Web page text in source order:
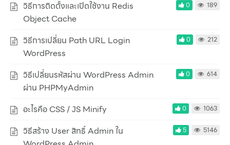
วิธีการติดตั้งและเปิดใช้งาน Redis
Object Cache
0 189
วิธีการเปลี่ยน Path URL Login
WordPress
0 212
วิธีเปลี่ยนรหัสผ่าน WordPress Admin
ผ่าน PHPMyAdmin
0 614
อะไรคือ CSS / JS Minify 0 1063
วิธีสร้าง User สิทธิ์ Admin ใน
5 5146